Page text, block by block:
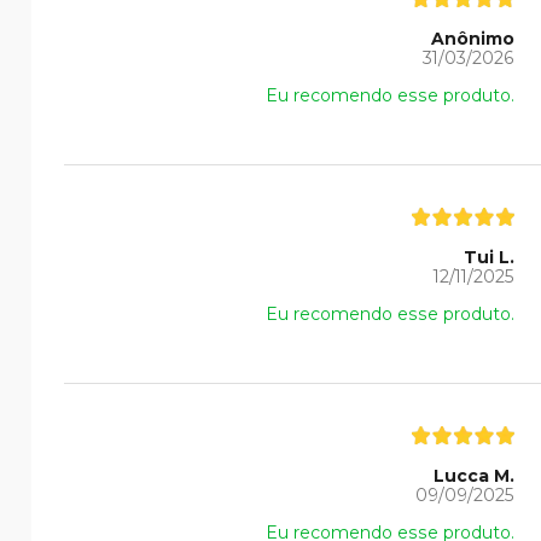
Anônimo
31/03/2026
Eu recomendo esse produto.
Tui L.
12/11/2025
Eu recomendo esse produto.
Lucca M.
09/09/2025
Eu recomendo esse produto.